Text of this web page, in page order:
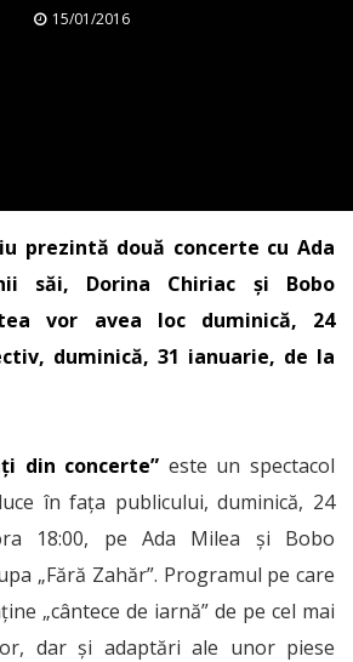
15/01/2016
prezintă două concerte cu Ada
săi, Dorina Chiriac și Bobo
vor avea loc duminică, 24
duminică, 31 ianuarie, de la
din concerte” este un spectacol
în fața publicului, duminică, 24
18:00, pe Ada Milea și Bobo
„Fără Zahăr”. Programul pe care
„cântece de iarnă” de pe cel mai
dar și adaptări ale unor piese